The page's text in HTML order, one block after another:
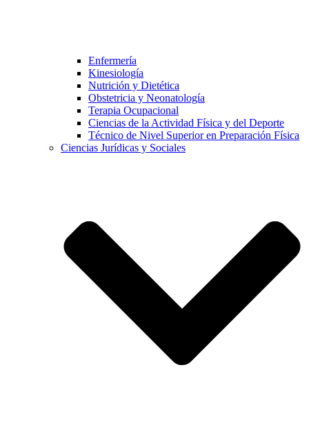
Enfermería
Kinesiología
Nutrición y Dietética
Obstetricia y Neonatología
Terapia Ocupacional
Ciencias de la Actividad Física y del Deporte
Técnico de Nivel Superior en Preparación Física
Ciencias Jurídicas y Sociales